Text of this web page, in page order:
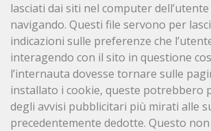
lasciati dai siti nel computer
navigando. Questi file servono per
indicazioni sulle preferenze che
interagendo con il sito in questione
l’internauta dovesse tornare sulle
installato i cookie, queste potrebbero
degli avvisi pubblicitari più mirati alle
precedentemente dedotte. Questo